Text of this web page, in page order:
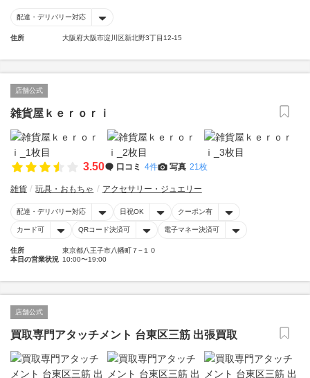
配達・デリバリー対応
住所 大阪府大阪市淀川区新北野3丁目12-15
店舗公式
雑貨屋ｋｅｒｏｒｉ
3.50 口コミ 4件 写真 21枚
雑貨 玩具・おもちゃ アクセサリー・ジュエリー
配達・デリバリー対応 日祝OK クーポン有
カード可 QRコード決済可 電子マネー決済可
住所
東京都八王子市八幡町７−１０
本日の営業状況 10:00〜19:00
店舗公式
買取専門アタッチメント 台東区三筋 出張買取